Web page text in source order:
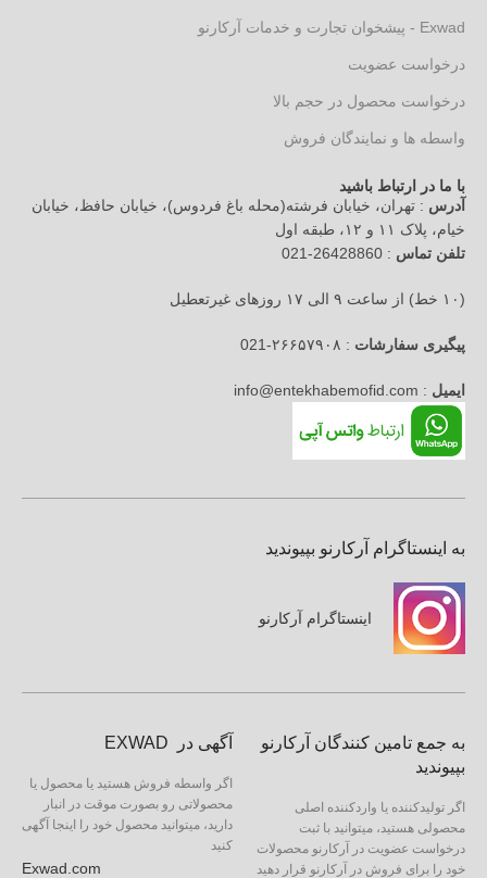
Exwad - پیشخوان تجارت و خدمات آرکارنو
درخواست عضویت
درخواست محصول در حجم بالا
واسطه ها و نمایندگان فروش
با ما در ارتباط باشید
آدرس : تهران، خیابان فرشته(محله باغ فردوس)، خیابان حافظ، خیابان
خیام، پلاک ۱۱ و ۱۲، طبقه اول
تلفن تماس : 26428860-021
(۱۰ خط) از ساعت ۹ الی ۱۷ روزهای غیرتعطیل
پیگیری سفارشات : ۲۶۶۵۷۹۰۸-021
ایمیل : info@entekhabemofid.com
به اینستاگرام آرکارنو بپیوندید
اینستاگرام آرکارنو
به جمع تامین کنندگان آرکارنو
بپیوندید
اگر تولیدکننده یا واردکننده اصلی
محصولی هستید، میتوانید با ثبت
درخواست عضویت در آرکارنو محصولات
خود را برای فروش در آرکارنو قرار دهید
آگهی در EXWAD
اگر واسطه فروش هستید یا محصول یا
محصولاتی رو بصورت موقت در انبار
دارید، میتوانید محصول خود را اینجا آگهی
کنید
Exwad.com